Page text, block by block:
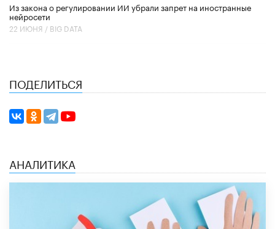
Из закона о регулировании ИИ убрали запрет на иностранные
нейросети
22 ИЮНЯ / BIG DATA
ПОДЕЛИТЬСЯ
АНАЛИТИКА